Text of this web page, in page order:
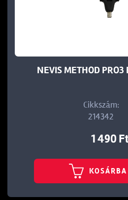
NEVIS METHOD PRO3
Cikkszám:
214342
1 490
KOSÁRBA